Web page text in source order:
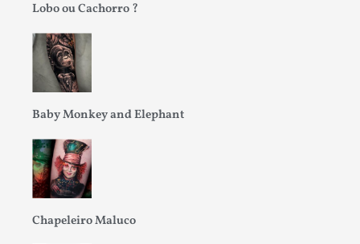
Lobo ou Cachorro ?
Baby Monkey and Elephant
Chapeleiro Maluco